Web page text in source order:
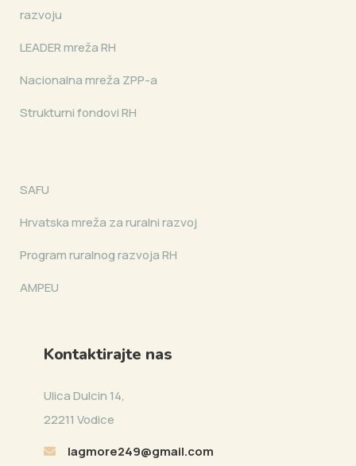
razvoju
LEADER mreža RH
Nacionalna mreža ZPP-a
Strukturni fondovi RH
SAFU
Hrvatska mreža za ruralni razvoj
Program ruralnog razvoja RH
AMPEU
Kontaktirajte nas
Ulica Dulcin 14,
22211 Vodice
lagmore249@gmail.com